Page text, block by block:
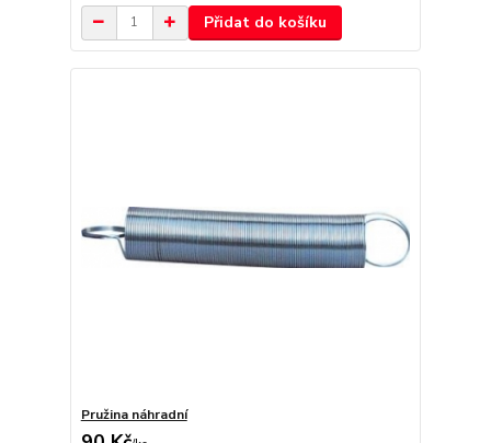
Přidat do košíku
Pružina náhradní